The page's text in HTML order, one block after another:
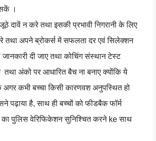
।
दावें न करे तथा इसकी प्रभावी निगरानी के लिए
तथा अपने ब्रोकर्स में सफलता दर एवं सिलेक्शन
जानकारी दी जाए तथा कोचिंग संस्थान टेस्ट
तथा अंको पर आधारित बैच ना बनाए क्योंकि ये
अगर कभी बच्चा किसी कारणवश अनुपस्थित हो
पढ़ाया है, साथ ही बच्चों को फीडबैक फॉर्म
का पुलिस वेरिफिकेशन सुनिश्चित करने ke साथ